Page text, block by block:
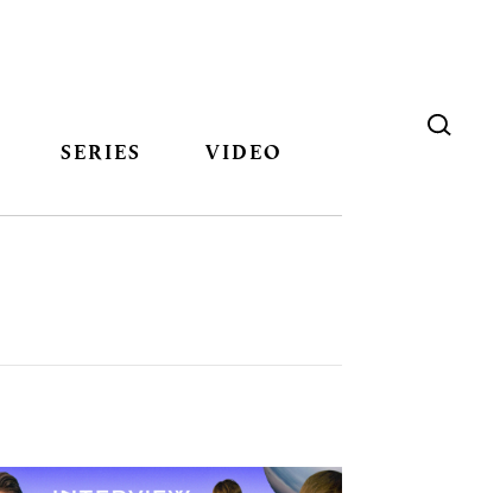
SERIES VIDEO